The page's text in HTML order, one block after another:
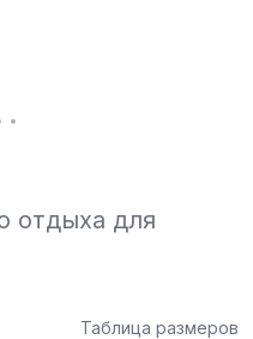
отдыха для
Таблица размеров